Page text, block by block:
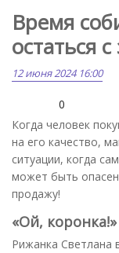
Время
остаться
12 июня 2024 16:00
0
Когда человек
на его качество,
ситуации, когда
может быть
продажу!
«Ой, коронка!»
Рижанка Светлана